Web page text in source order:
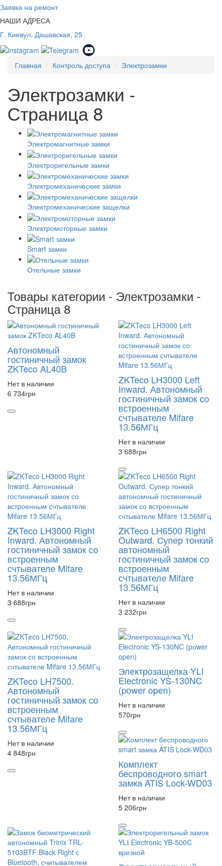
Заявка на ремонт
НАШИ АДРЕСА
Г. Киевул. Дашавская, 25
Главная Контроль доступа Электрозамки
Электрозамки -
Страница 8
Электромагнитные замки
Электроригельные замки
Электромеханические замки
Электромеханические защелки
Электромоторные замки
Smart замки
Отельные замки
Товары категории - Электрозамки -
Страница 8
Автономный
гостиничный замок
ZKTeco AL40B
Нет в наличии
6 734грн
ZKTeco LH3000 Left
Inward. Автономный
гостиничный замок со
встроенным
счтывателе Mifare
13.56МГц
Нет в наличии
3 688грн
ZKTeco LH3000 Right
Inward. Автономный
гостиничный замок со
встроенным
счтывателе Mifare
13.56МГц
Нет в наличии
3 688грн
ZKTeco LH6500 Right
Outward. Супер тонкий
автономный
гостиничный замок со
встроенным
счтывателе Mifare
13.56МГц
Нет в наличии
3 232грн
ZKTeco LH7500.
Автономный
гостиничный замок со
встроенным
счтывателе Mifare
13.56МГц
Нет в наличии
4 848грн
Электрозащелка YLI
Electronic YS-130NC
(pоwer open)
Нет в наличии
570грн
Комплект
беспроводного smart
замка ATIS Lock-WD03
Нет в наличии
5 206грн